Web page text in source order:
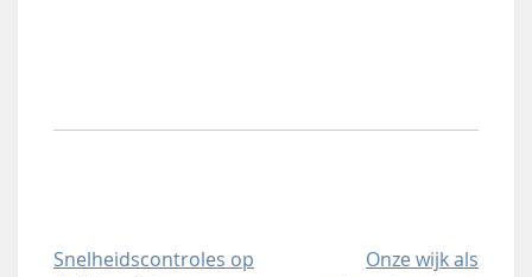
Bericht
Snelheidscontroles op
Onze wijk als